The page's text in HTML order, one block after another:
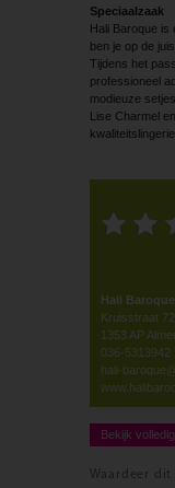
Speciaalzaak
Hali Baroque is
ben je op de
Tijdens het
professioneel
modieuze
Lise Charmel
Hali Baroque
Kruisstraat 72
1353 AP
036-5313942
hali-
Bekijk
Waardeer dit